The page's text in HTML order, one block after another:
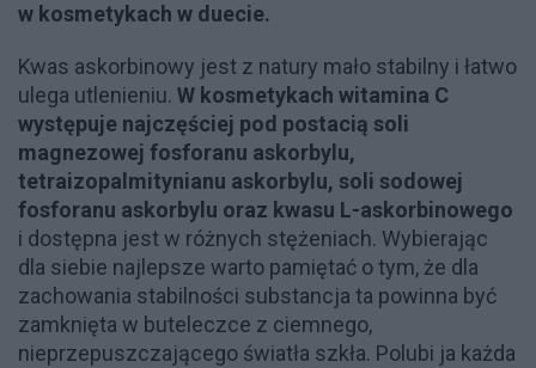
w kosmetykach w duecie.
Kwas askorbinowy jest z natury mało stabilny i łatwo
ulega utlenieniu. W kosmetykach witamina C
występuje najczęściej pod postacią soli
magnezowej fosforanu askorbylu,
tetraizopalmitynianu askorbylu, soli sodowej
fosforanu askorbylu oraz kwasu L-askorbinowego
i dostępna jest w różnych stężeniach. Wybierając
dla siebie najlepsze warto pamiętać o tym, że dla
zachowania stabilności substancja ta powinna być
zamknięta w buteleczce z ciemnego,
nieprzepuszczającego światła szkła. Polubi ja każda